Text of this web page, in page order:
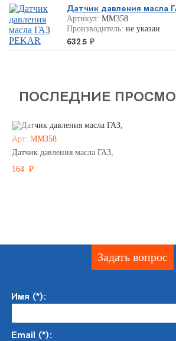
Датчик давления масла
Артикул:ММ358
Производитель:не указан
632.5₽
ПОСЛЕДНИЕ
Арт: ММ358
Датчик давления масла ГАЗ,
164 ₽
Задать вопрос
Имя (*):
Email (*):